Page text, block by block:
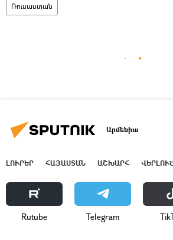
Ռուսաստան
Արմենիա
ԼՈՒՐԵՐ ՀԱՅԱՍՏԱՆ ԱՇԽԱՐՀ
Rutube Telegram